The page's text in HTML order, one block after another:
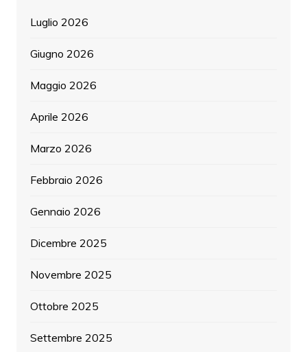
Luglio 2026
Giugno 2026
Maggio 2026
Aprile 2026
Marzo 2026
Febbraio 2026
Gennaio 2026
Dicembre 2025
Novembre 2025
Ottobre 2025
Settembre 2025